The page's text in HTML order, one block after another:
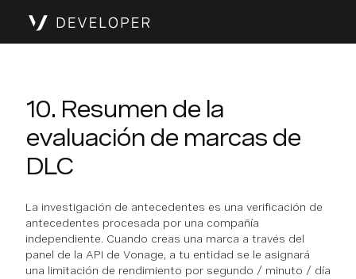
10. Resumen de la
evaluación de marcas de
DLC
La investigación de antecedentes es una verificación de
antecedentes procesada por una compañía
independiente. Cuando creas una marca a través del
panel de la API de Vonage, a tu entidad se le asignará
una limitación de rendimiento por segundo / minuto / día